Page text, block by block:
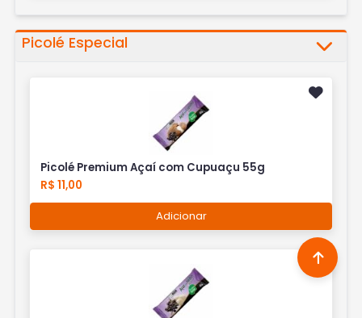
Picolé Especial
Picolé Premium Açaí com Cupuaçu 55g
R$ 11,00
Adicionar